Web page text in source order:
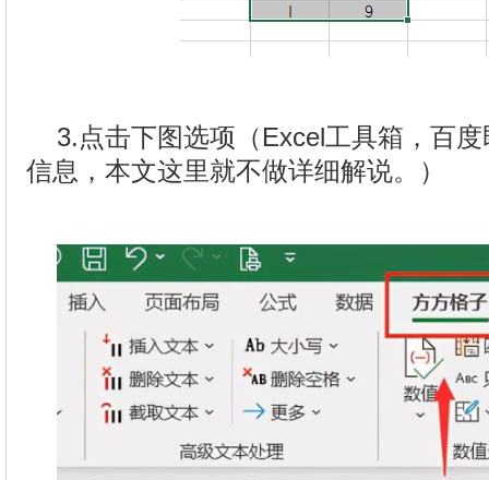
3.点击下图选项（Excel工具箱，百
信息，本文这里就不做详细解说。）